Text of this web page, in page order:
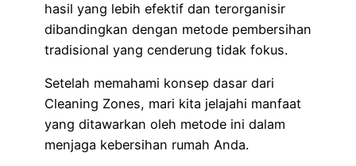
hasil yang lebih efektif dan terorganisir
dibandingkan dengan metode pembersihan
tradisional yang cenderung tidak fokus.
Setelah memahami konsep dasar dari
Cleaning Zones, mari kita jelajahi manfaat
yang ditawarkan oleh metode ini dalam
menjaga kebersihan rumah Anda.